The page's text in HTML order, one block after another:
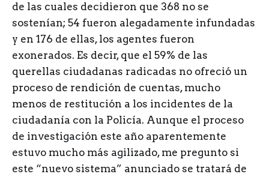
de las cuales decidieron que 368 no se
sostenían; 54 fueron alegadamente infundadas
y en 176 de ellas, los agentes fueron
exonerados. Es decir, que el 59% de las
querellas ciudadanas radicadas no ofreció un
proceso de rendición de cuentas, mucho
menos de restitución a los incidentes de la
ciudadanía con la Policía. Aunque el proceso
de investigación este año aparentemente
estuvo mucho más agilizado, me pregunto si
este “nuevo sistema” anunciado se tratará de